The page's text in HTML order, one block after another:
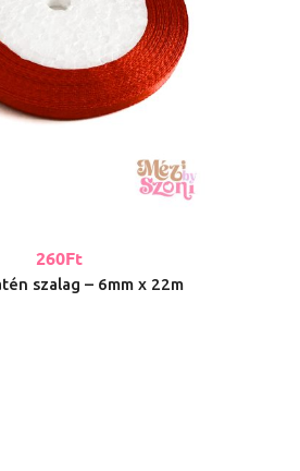
260Ft
szalag – 6mm x 22m